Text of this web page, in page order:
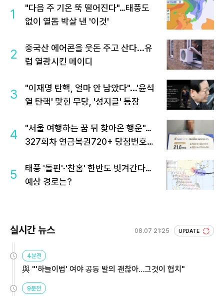
1
"다음 주 기온 뚝 떨어진다"…태풍도
없이 열돔 박살 낸 '이것'
2
중국산 에어콘을 웃돈 주고 산다...유
럽 열광시킨 메이디
3
"이재명 탄핵, 얼마 안 남았다"...'윤석
열 탄핵' 맞힌 무당, '성지글' 등장
4
"서울 여행하는 꿈 뒤 찾아온 행운"…
327회차 연금복권720+ 당첨번호조
5
태풍 '돌핀'·'찬홈' 한반도 빗겨간다…
예상 경로는?
실시간 뉴스 08.07 21:25 UPDATE
4분전
與 "'하늘이법' 여야 공동 발의 괜찮아…그것이 협치"
9분전